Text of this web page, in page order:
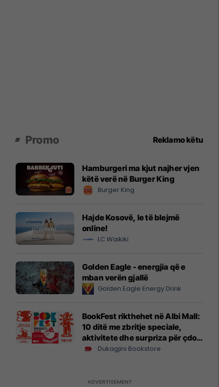
Promo Reklamo këtu
Hamburgeri ma kjut najher vjen
këtë verë në Burger King
Burger King
Hajde Kosovë, le të blejmë
online!
LC Waikiki
Golden Eagle - energjia që e
mban verën gjallë
Golden Eagle Energy Drink
BookFest rikthehet në Albi Mall:
10 ditë me zbritje speciale,
aktivitete dhe surpriza për çdo
lexuesDukagjini Bookstore